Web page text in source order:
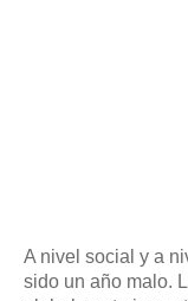
A nivel social y a
sido un año malo.